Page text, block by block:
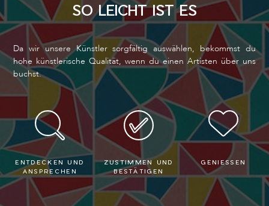
SO LEICHT IST ES
Da wir unsere Künstler sorgfältig auswählen, bekommst du
hohe künstlerische Qualität, wenn du einen Artisten über uns
buchst.
ENTDECKEN UND
ANSPRECHEN
ZUSTIMMEN UND
BESTÄTIGEN
GENIESSEN